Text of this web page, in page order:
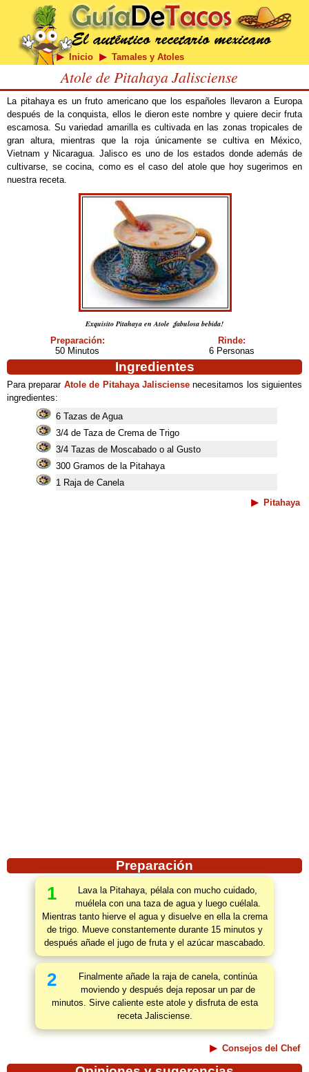
Inicio Tamales y Atoles
Atole de Pitahaya Jalisciense
La pitahaya es un fruto americano que los españoles llevaron a Europa
después de la conquista, ellos le dieron este nombre y quiere decir fruta
escamosa. Su variedad amarilla es cultivada en las zonas tropicales de
gran altura, mientras que la roja únicamente se cultiva en México,
Vietnam y Nicaragua. Jalisco es uno de los estados donde además de
cultivarse, se cocina, como es el caso del atole que hoy sugerimos en
nuestra receta.
Exquisito Pitahaya en Atole ¡fabulosa bebida!
Preparación:
50 Minutos
Rinde:
6 Personas
Ingredientes
Para preparar Atole de Pitahaya Jalisciensenecesitamos los siguientes
ingredientes:
6 Tazas de Agua
3/4 de Taza de Crema de Trigo
3/4 Tazas de Moscabado o al Gusto
300 Gramos de la Pitahaya
1 Raja de Canela
Pitahaya
Preparación
1
Lava la Pitahaya, pélala con mucho cuidado,
muélela con una taza de agua y luego cuélala.
Mientras tanto hierve el agua y disuelve en ella la crema
de trigo. Mueve constantemente durante 15 minutos y
después añade el jugo de fruta y el azúcar mascabado.
2
Finalmente añade la raja de canela, continúa
moviendo y después deja reposar un par de
minutos. Sirve caliente este atole y disfruta de esta
receta Jalisciense.
Consejos del Chef